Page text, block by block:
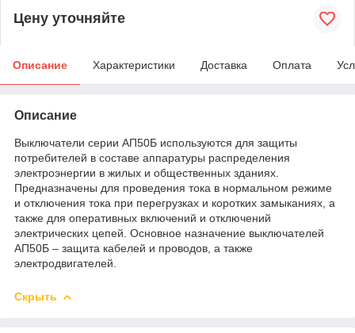
Цену уточняйте
Описание Характеристики Доставка Оплата
Описание
Выключатели серии АП50Б используются для защиты
потребителей в составе аппаратуры распределения
электроэнергии в жилых и общественных зданиях.
Предназначены для проведения тока в нормальном режиме
и отключения тока при перегрузках и коротких замыканиях, а
также для оперативных включений и отключений
электрических цепей. Основное назначение выключателей
АП50Б – защита кабелей и проводов, а также
электродвигателей.
Скрыть